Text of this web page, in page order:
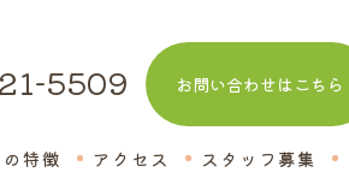
5509 お問い合わせはこちら
特徴 アクセス スタッフ募集